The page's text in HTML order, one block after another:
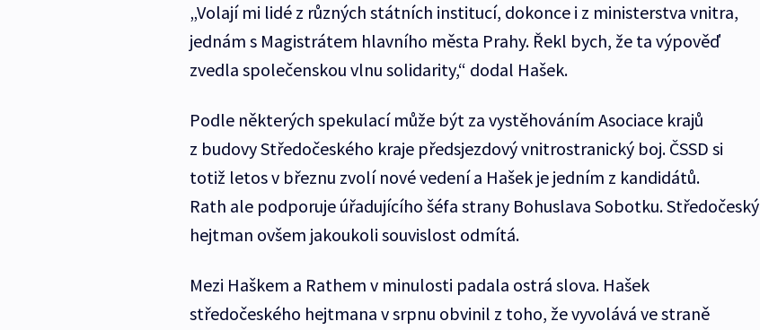
„Volají mi lidé z různých státních institucí, dokonce i z ministerstva vnitra,
jednám s Magistrátem hlavního města Prahy. Řekl bych, že ta výpověď
zvedla společenskou vlnu solidarity,“ dodal Hašek.
Podle některých spekulací může být za vystěhováním Asociace krajů
z budovy Středočeského kraje předsjezdový vnitrostranický boj. ČSSD si
totiž letos v březnu zvolí nové vedení a Hašek je jedním z kandidátů.
Rath ale podporuje úřadujícího šéfa strany Bohuslava Sobotku. Středočeský
hejtman ovšem jakoukoli souvislost odmítá.
Mezi Haškem a Rathem v minulosti padala ostrá slova. Hašek
středočeského hejtmana v srpnu obvinil z toho, že vyvolává ve straně